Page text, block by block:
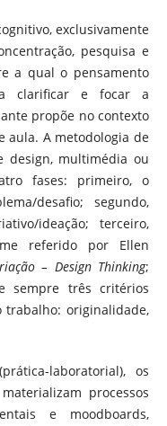
exclusivamente
pesquisa e
a qual o pensamento
clarificar e focar a
propõe no contexto
aula. A metodologia de
design, multimédia ou
fases: primeiro, o
desafio; segundo,
ideação; terceiro,
referido por Ellen
– Design Thinking;
sempre três critérios
originalidade,
laboratorial), os
processos
e moodboards,